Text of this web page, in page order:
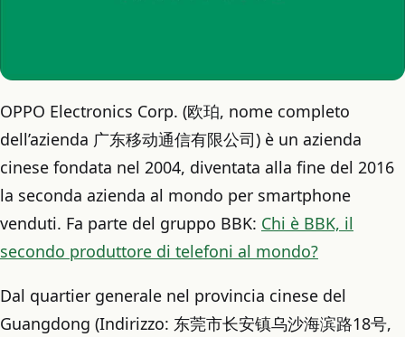
OPPO Electronics Corp. (欧珀, nome completo
dell’azienda 广东移动通信有限公司) è un azienda
cinese fondata nel 2004, diventata alla fine del 2016
la seconda azienda al mondo per smartphone
venduti. Fa parte del gruppo BBK: Chi è BBK, il
secondo produttore di telefoni al mondo?
Dal quartier generale nel provincia cinese del
Guangdong (Indirizzo: 东莞市长安镇乌沙海滨路18号,